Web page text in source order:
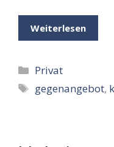
Weiterlesen
Kategorien
Privat
Schlagwörter
gegenangebot,